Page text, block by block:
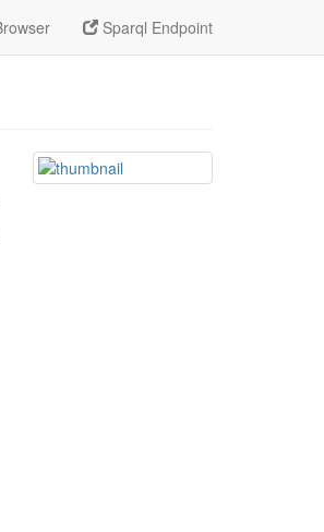
Sparql Endpoint